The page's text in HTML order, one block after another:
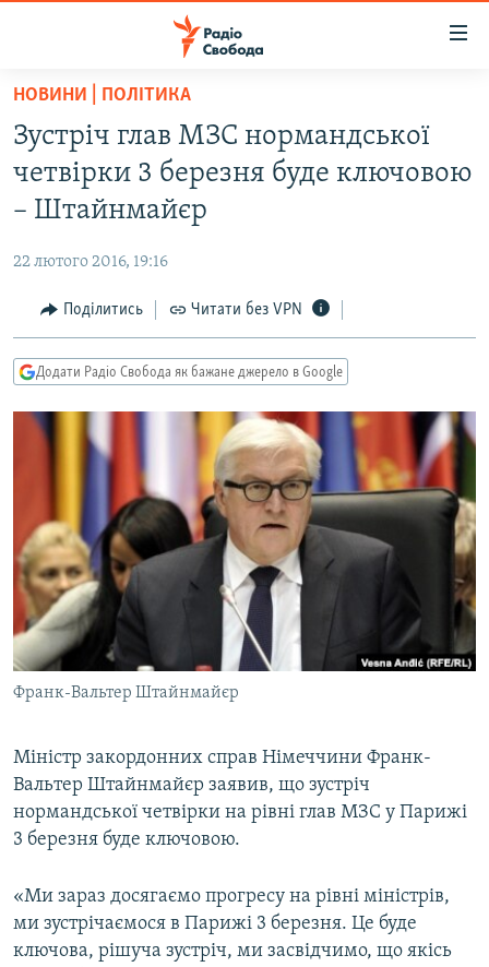
Перейти
основного
матеріалу
Перейти
основної
Перейти
до
пошуку
ВСЕ ЗА ДОБУ
СТАТТІ
СУСПІЛЬСТВО
УКРАЇНА
РОСІЙСЬКА «ФІЛЬТРАЦІЯ»
ДОНБАС.РЕАЛІЇ
ТИ ЯК?
СХЕМИ
КИТАЙ.ВИКЛИКИ
МУЛЬТИМЕДІА
ФОТО
СПЕЦПРОЄКТИ
ПОДКАСТИ
КРИМ РЕАЛІЇ
УКР
КТАТ
ДОЛУЧАЙСЯ!
НОВИНИ | ПОЛІТИКА
Зустріч глав МЗС нормандської
четвірки 3 березня буде ключовою
– Штайнмайєр
22 лютого 2016, 19:16
Поділитись Читати без VPN
Додати Радіо Свобода як бажане джерело в Google
Франк-Вальтер Штайнмайєр
Міністр закордонних справ Німеччини Франк-
Вальтер Штайнмайєр заявив, що зустріч
нормандської четвірки на рівні глав МЗС у Парижі
3 березня буде ключовою.
«Ми зараз досягаємо прогресу на рівні міністрів,
ми зустрічаємося в Парижі 3 березня. Це буде
ключова, рішуча зустріч, ми засвідчимо, що якісь